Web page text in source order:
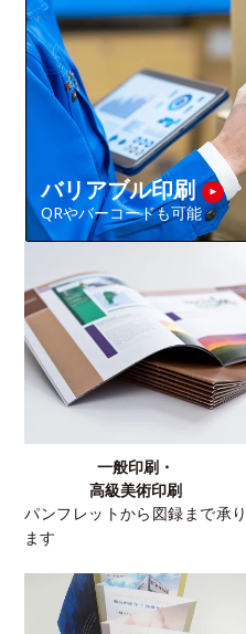
バリアブル印刷
QRやバーコードも可能
一般印刷・
高級美術印刷
パンフレットから図録まで承り
ます